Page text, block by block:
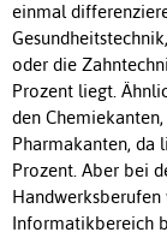
einmal
oder die
Prozent liegt.
den
Pharmakanten, da
Prozent. Aber bei
Informatikbereich